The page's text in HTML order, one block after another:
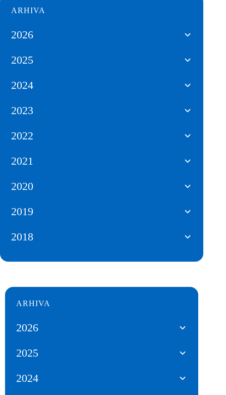
ARHIVA
2026
2025
2024
2023
2022
2021
2020
2019
2018
ARHIVA
2026
2025
2024